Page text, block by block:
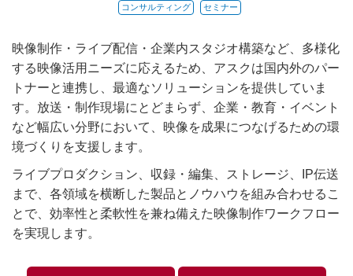
コンサルティング セミナー
映像制作・ライブ配信・企業内スタジオ構築など、多様化
する映像活用ニーズに応えるため、アスクは国内外のパー
トナーと連携し、最適なソリューションを提供していま
す。放送・制作現場にとどまらず、企業・教育・イベント
など幅広い分野において、映像を成果につなげるための環
境づくりを支援します。
ライブプロダクション、収録・編集、ストレージ、IP伝送
まで、各領域を横断した製品とノウハウを組み合わせるこ
とで、効率性と柔軟性を兼ね備えた映像制作ワークフロー
を実現します。